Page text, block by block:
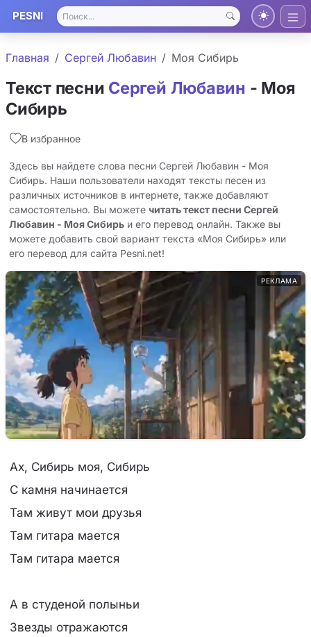
PESNI
Главная Сергей Любавин Моя Сибирь
Текст песни Сергей Любавин - Моя
Сибирь
В избранное
Здесь вы найдете слова песни Сергей Любавин - Моя
Сибирь. Наши пользователи находят тексты песен из
различных источников в интернете, также добавляют
самостоятельно. Вы можете читать текст песни Сергей
Любавин - Моя Сибирь и его перевод онлайн. Также вы
можете добавить свой вариант текста «Моя Сибирь» или
его перевод для сайта Pesni.net!
РЕКЛАМА
Ах, Сибирь моя, Сибирь
С камня начинается
Там живут мои друзья
Там гитара мается
Там гитара мается
А в студеной полыньи
Звезды отражаются